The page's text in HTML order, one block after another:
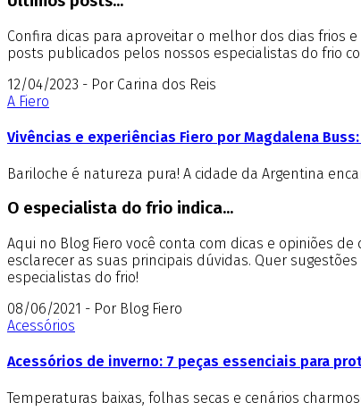
Confira dicas para aproveitar o melhor dos dias frios
posts publicados pelos nossos especialistas do frio
12/04/2023 - Por Carina dos Reis
A Fiero
Vivências e experiências Fiero por Magdalena
Bariloche é natureza pura! A cidade da Argentina
O especialista do frio indica...
Aqui no Blog Fiero você conta com dicas e opiniões
esclarecer as suas principais dúvidas. Quer
especialistas do frio!
08/06/2021 - Por Blog Fiero
Acessórios
Acessórios de inverno: 7 peças essenciais para
Temperaturas baixas, folhas secas e cenários